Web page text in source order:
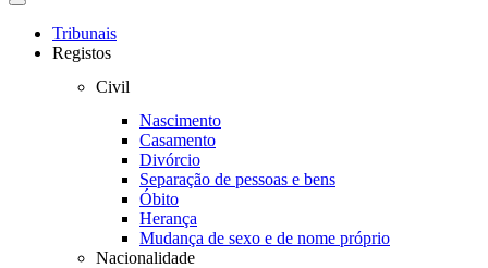
Toggle
navigationTribunais
Registos
Civil
Nascimento
Casamento
Divórcio
Separação de pessoas e bens
Óbito
Herança
Mudança de sexo e de nome próprio
Nacionalidade